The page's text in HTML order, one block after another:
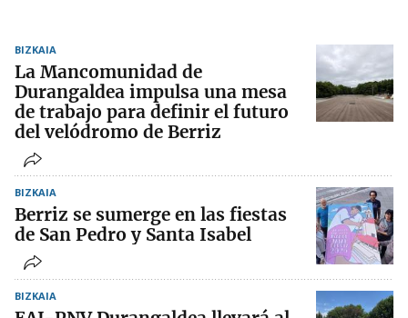
BIZKAIA
La Mancomunidad de
Durangaldea impulsa una mesa
de trabajo para definir el futuro
del velódromo de Berriz
BIZKAIA
Berriz se sumerge en las fiestas
de San Pedro y Santa Isabel
BIZKAIA